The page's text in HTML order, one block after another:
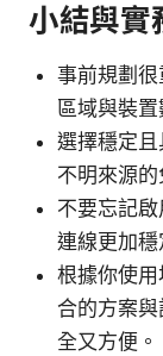
小結與實
事前規劃
區域與裝
選擇穩定
不明來源的
不要忘記
連線更加穩
根據你使
合的方案
全又方便。